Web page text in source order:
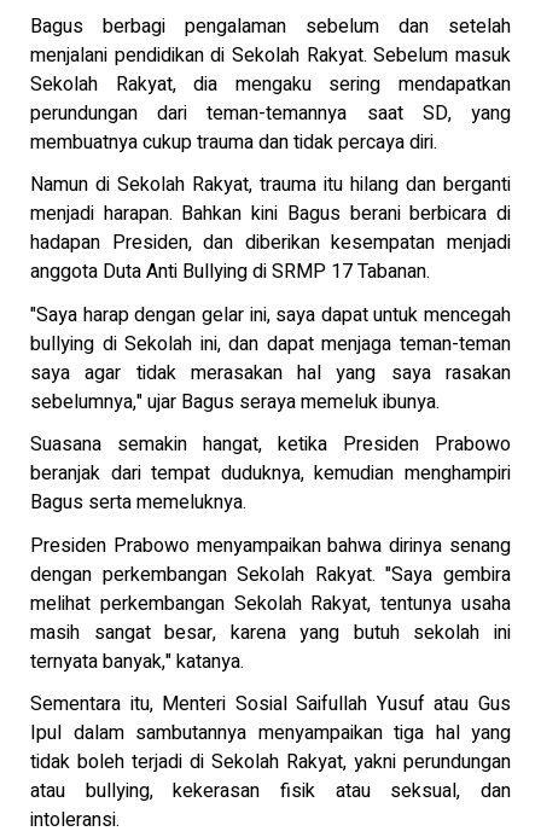
Bagus berbagi pengalaman sebelum dan setelah
menjalani pendidikan di Sekolah Rakyat. Sebelum masuk
Sekolah Rakyat, dia mengaku sering mendapatkan
perundungan dari teman-temannya saat SD, yang
membuatnya cukup trauma dan tidak percaya diri.
Namun di Sekolah Rakyat, trauma itu hilang dan berganti
menjadi harapan. Bahkan kini Bagus berani berbicara di
hadapan Presiden, dan diberikan kesempatan menjadi
anggota Duta Anti Bullying di SRMP 17 Tabanan.
"Saya harap dengan gelar ini, saya dapat untuk mencegah
bullying di Sekolah ini, dan dapat menjaga teman-teman
saya agar tidak merasakan hal yang saya rasakan
sebelumnya," ujar Bagus seraya memeluk ibunya.
Suasana semakin hangat, ketika Presiden Prabowo
beranjak dari tempat duduknya, kemudian menghampiri
Bagus serta memeluknya.
Presiden Prabowo menyampaikan bahwa dirinya senang
dengan perkembangan Sekolah Rakyat. "Saya gembira
melihat perkembangan Sekolah Rakyat, tentunya usaha
masih sangat besar, karena yang butuh sekolah ini
ternyata banyak," katanya.
Sementara itu, Menteri Sosial Saifullah Yusuf atau Gus
Ipul dalam sambutannya menyampaikan tiga hal yang
tidak boleh terjadi di Sekolah Rakyat, yakni perundungan
atau bullying, kekerasan fisik atau seksual, dan
intoleransi.